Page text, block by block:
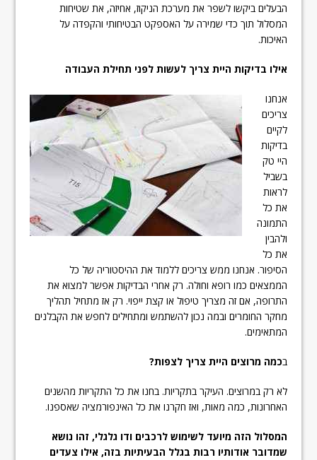
הבעלים ביקשו לשפר את מערכת הניקוז, אחיזה, את שטיחות
המסלול תוך כדי שמירה על האספקט הבטיחותי והקפדה על
האיכות.
אילו בדיקות היית צריך לעשות לפני תחילת העבודה
אנחנו
צריכים
לקיים
בדיקות
היי טק
בשביל
לראות
את כל
התמונה
ולהבין
את כל
הסיפור. אנחנו ממש צריכים ללמוד את ההיסטוריה של כל
הממצאים כמו רופא וחולה. רק אחרי הבדיקות אפשר למצוא את
התרופה, אם זה מצריך טיפול או קצת ייפוי. רק אז מתחיל תהליך
מחקר החומרים ובמה נכון להשתמש ומתחילים לחפש את הקבלנים
המתאימים.
בכמה מרוצים היית צריך לצפות?
לא רק במרוצים. העיקר בתקריות. בחנו את כל התקריות מהשנים
האחרונות, כמה מאות, ואז חקרנו את כל האינפורמציה שאספנו.
המסלול הזה מיועד לשימוש לרכבים ודו גלגלי, זהו נושא
שמדובר אודותיו רבות בגלל הבעיתיות בזה, אילו צעדים